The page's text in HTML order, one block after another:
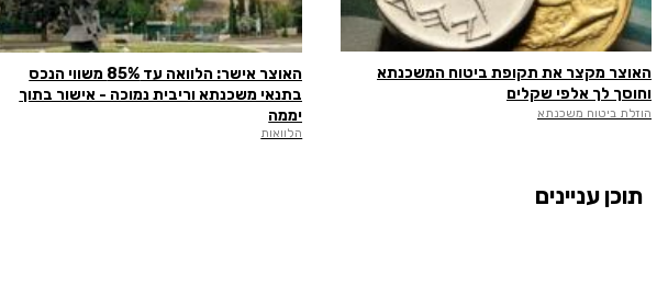
האוצר מקצר את תקופת ביטוח המשכנתא
וחוסך לך אלפי שקלים
הוזלת ביטוח משכנתא
האוצר אישר: הלוואה עד 85% משווי הנכס
בתנאי משכנתא וריבית נמוכה - אישור בתוך
יממה
הלוואות
תוכן עניינים